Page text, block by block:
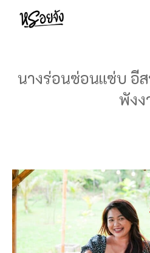
Skip
นางร่อนซ่อนแซ่บ อี
พังง